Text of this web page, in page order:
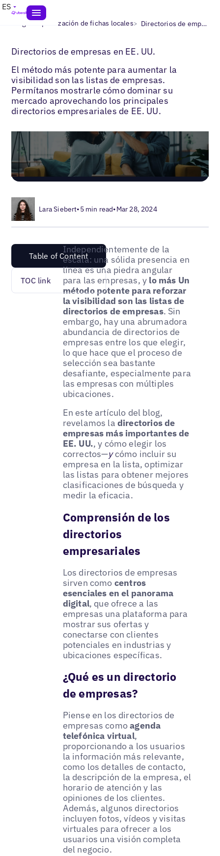
ES
Blogs> Optimización de fichas locales> Directorios de empresas en EE. UU.
Directorios de empresas en EE. UU.
El método más potente para aumentar la
visibilidad son las listas de empresas.
Permítanos mostrarle cómo dominar su
mercado aprovechando los principales
directorios empresariales de EE. UU.
Lara Siebert•5 min read•Mar 28, 2024
Table of Content
TOC link
Independientemente de la
escala: una sólida presencia en
línea es una piedra angular
para las empresas, y lo más Un
método potente para reforzar
la visibilidad son las listas de
directorios de empresas. Sin
embargo, hay una abrumadora
abundancia de directorios de
empresas entre los que elegir,
lo que hace que el proceso de
selección sea bastante
desafiante, especialmente para
las empresas con múltiples
ubicaciones.
En este artículo del blog,
revelamos la directorios de
empresas más importantes de
EE. UU., y cómo elegir los
correctos—ycómo incluir su
empresa en la lista, optimizar
las listas para obtener mejores
clasificaciones de búsqueda y
medir la eficacia.
Comprensión de los
directorios
empresariales
Los directorios de empresas
sirven como centros
esenciales en el panorama
digital, que ofrece a las
empresas una plataforma para
mostrar sus ofertas y
conectarse con clientes
potenciales en industrias y
ubicaciones específicas.
¿Qué es un directorio
de empresas?
Piense en los directorios de
empresas comoagenda
telefónica virtual,
proporcionando a los usuarios
la información más relevante,
como los detalles de contacto,
la descripción de la empresa, el
horario de atención y las
opiniones de los clientes.
Además, algunos directorios
incluyen fotos, vídeos y visitas
virtuales para ofrecer a los
usuarios una visión completa
del negocio.